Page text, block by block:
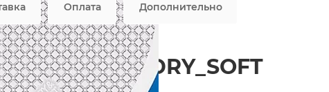
Оплата Дополнительно
DRY159-Q-DRY_SOFT